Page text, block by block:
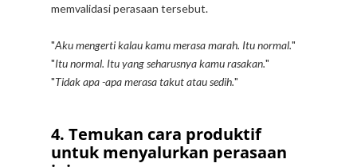
memvalidasi perasaan tersebut.
"Aku mengerti kalau kamu merasa marah. Itu normal."
"Itu normal. Itu yang seharusnya kamu rasakan."
"Tidak apa -apa merasa takut atau sedih."
4. Temukan cara produktif
untuk menyalurkan perasaan